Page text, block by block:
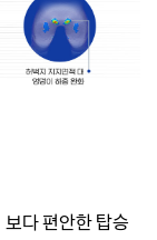
보다 편안한 탑승